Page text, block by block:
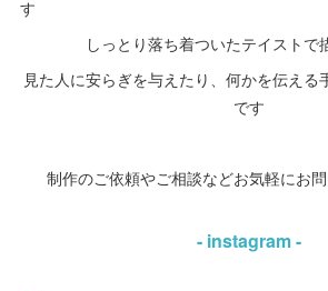
す
しっとり落ち着ついたテイストで
見た人に安らぎを与えたり、何かを伝える
です
制作のご依頼やご相談などお気軽にお
- instagram -